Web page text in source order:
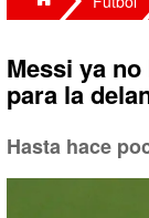
Messi ya
para la
Hasta hace